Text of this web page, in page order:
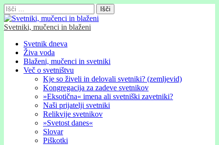
Išči:
Svetniki, mučenci in blaženi
Glavni
meni
Skip
content
Svetnik dneva
Živa voda
Blaženi, mučenci in svetniki
Več o svetništvu
Kje so živeli in delovali svetniki? (zemljevid)
Kongregacija za zadeve svetnikov
»Eksotična« imena ali svetniški zavetniki?
Naši prijatelji svetniki
Relikvije svetnikov
»Svetost danes«
Slovar
Piškotki